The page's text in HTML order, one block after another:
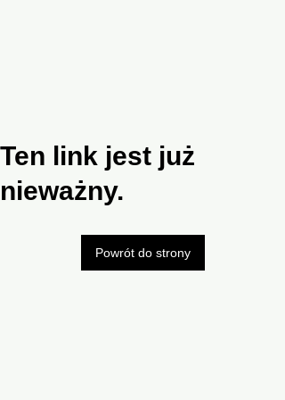
Ten link jest już
nieważny.
Powrót do strony